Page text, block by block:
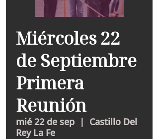
Miércoles 22
de Septiembre
Primera
Reunión
mié 22 de sep
  |
Castillo Del
Rey La Fe